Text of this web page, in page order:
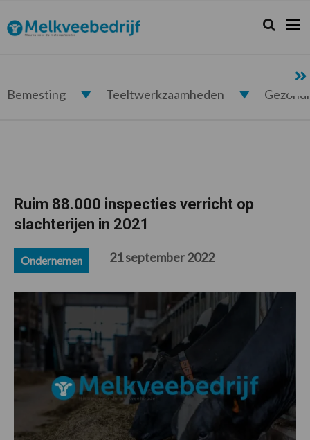
de
hoofdnavigatie
de
hoofd
de
eerste
de
voettekst
Melkveebedrijf.nl Zoeken...
Zoek
Bemesting Teeltwerkzaamheden
Ruim 88.000 inspecties verricht op
slachterijen in 2021
Ondernemen 21 september 2022